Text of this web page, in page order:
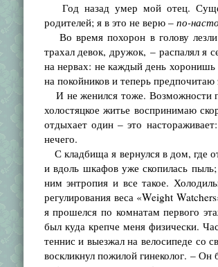
Год назад умер мой отец.
родителей; я в это не верю – по-
Во время похорон в голову
трахал девок, дру­жок, – распалял
на нервах: не каждый день
на покойников и теперь
И не женился тоже. Возможности
холостяцкое житье воспринимаю
отдыхает один – это
нечего.
С кладбища я вернулся в дом, где
и вдоль шка­фов уже скопилась
ним энтропия и все такое.
регулирования веса «Weight
я прошелся по комнатам первого
был куда крепче меня физически.
теннис и выезжал на велосипеде со
воскликнул пожилой гинеколог. –